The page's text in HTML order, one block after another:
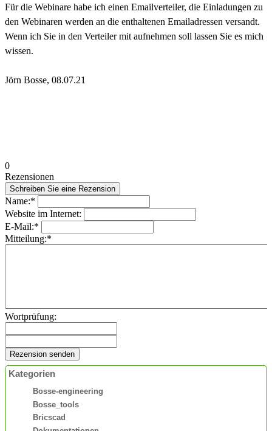
Für die Webinare habe ich einen Emailverteiler, die Einladungen zu
den Webinaren werden an die enthaltenen Emailadressen versandt.
Wenn ich Sie in den Verteiler mit aufnehmen soll lassen Sie es mich
wissen.
Jörn Bosse, 08.07.21
0
Rezensionen
Name:*
Website im Internet:
E-Mail:*
Mitteilung:*
Wortprüfung:
Kategorien
Bosse-engineering
Bosse_tools
Bricscad